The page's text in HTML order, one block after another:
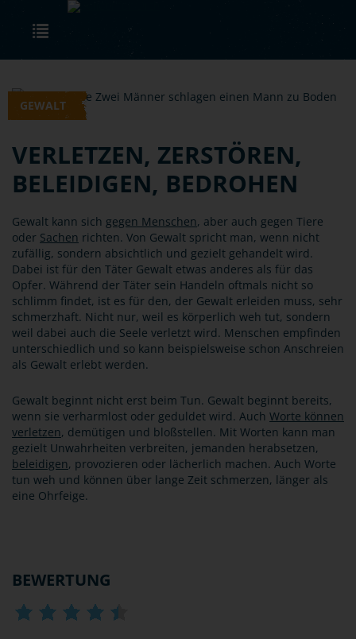
Skip to main content
GEWALT
VERLETZEN, ZERSTÖREN,
BELEIDIGEN, BEDROHEN
Gewalt kann sich gegen Menschen, aber auch gegen Tiere
oder Sachen richten. Von Gewalt spricht man, wenn nicht
zufällig, sondern absichtlich und gezielt gehandelt wird.
Dabei ist für den Täter Gewalt etwas anderes als für das
Opfer. Während der Täter sein Handeln oftmals nicht so
schlimm findet, ist es für den, der Gewalt erleiden muss, sehr
schmerzhaft. Nicht nur, weil es körperlich weh tut, sondern
weil dabei auch die Seele verletzt wird. Menschen empfinden
unterschiedlich und so kann beispielsweise schon Anschreien
als Gewalt erlebt werden.
Gewalt beginnt nicht erst beim Tun. Gewalt beginnt bereits,
wenn sie verharmlost oder geduldet wird. Auch Worte können
verletzen, demütigen und bloßstellen. Mit Worten kann man
gezielt Unwahrheiten verbreiten, jemanden herabsetzen,
beleidigen, provozieren oder lächerlich machen. Auch Worte
tun weh und können über lange Zeit schmerzen, länger als
eine Ohrfeige.
BEWERTUNG